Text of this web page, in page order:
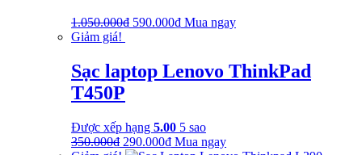
1.050.000₫ Giá
1.050.000₫.
590.000₫Giá
590.000₫.
Mua ngay
Giảm giá!
Sạc laptop Lenovo ThinkPad
T450P
Được xếp hạng 5.00 5 sao
350.000₫ Giá
290.000₫Giá
Mua ngay